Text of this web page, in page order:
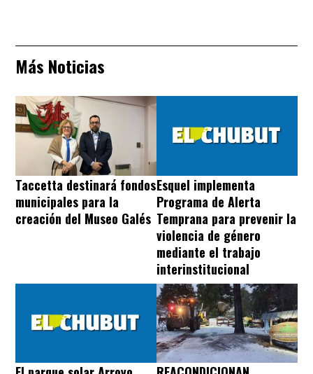
Más Noticias
Taccetta destinará fondos
municipales para la
creación del Museo Galés
Esquel implementa
Programa de Alerta
Temprana para prevenir la
violencia de género
mediante el trabajo
interinstitucional